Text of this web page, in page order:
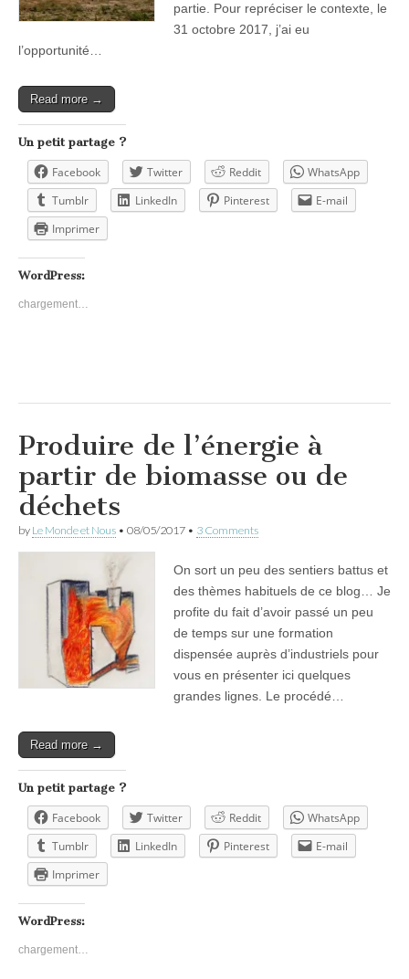
partie. Pour repréciser le contexte, le
31 octobre 2017, j’ai eu
l’opportunité…
Read more →
Un petit partage ?
Facebook Twitter Reddit
WhatsApp
Tumblr
LinkedIn Pinterest
E-mail
Imprimer
WordPress:
chargement…
Produire de l’énergie à
partir de biomasse ou de
déchets
by Le Monde et Nous • 08/05/2017 • 3 Comments
On sort un peu des sentiers battus et
des thèmes habituels de ce blog… Je
profite du fait d’avoir passé un peu
de temps sur une formation
dispensée auprès d’industriels pour
vous en présenter ici quelques
grandes lignes. Le procédé…
Read more →
Un petit partage ?
Facebook Twitter Reddit
WhatsApp
Tumblr
LinkedIn Pinterest
E-mail
Imprimer
WordPress:
chargement…